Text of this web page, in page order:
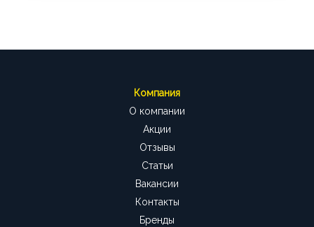
Компания
О компании
Акции
Отзывы
Статьи
Вакансии
Контакты
Бренды